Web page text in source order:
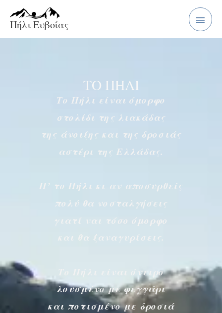
στο
περιεχόμενο
Πήλι Ευβοίας
ΤΟ ΠΗΛΙ
Το Πήλι είναι όμορφο
στολίδι της λιακάδας
της άνοιξης και της δροσιάς
αστέρι της Ελλάδας.
Π’ το Πήλι κι αν αποσυρθείς
πολύ θα νοσταλγήσεις
γιατί ναι τόσο όμορφο
και θα ξαναγυρίσεις.
Το Πήλι είναι όνειρο
λουσμένο με φεγγάρι
και ποτισμένο με δροσιά